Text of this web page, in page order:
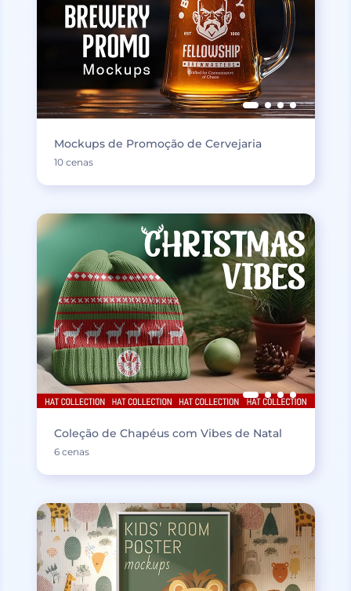
Mockups de Promoção de Cervejaria
10 cenas
Coleção de Chapéus com Vibes de Natal
6 cenas